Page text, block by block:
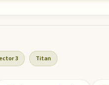
3 Titan